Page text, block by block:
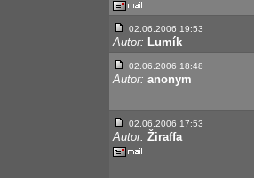
02.06.2006 19:53
Autor: Lumík
02.06.2006 18:48
Autor: anonym
02.06.2006 17:53
Autor: Žiraffa